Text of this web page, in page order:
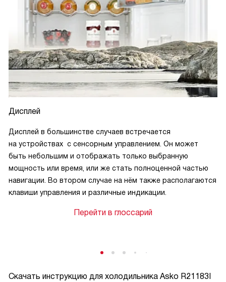
Скачать инструкцию для холодильника Asko R21183I
Дисплей
Дисплей в большинстве случаев встречается
на устройствах с сенсорным управлением. Он может
быть небольшим и отображать только выбранную
мощность или время, или же стать полноценной частью
навигации. Во втором случае на нём также располагаются
клавиши управления и различные индикации.
Перейти в глоссарий